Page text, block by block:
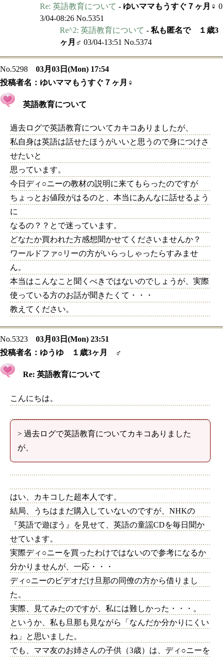
Re: 英語教育について - ゆいママもうすぐ７ヶ月♀ 0
3/04-08:26 No.5351
Re^2: 英語教育について - 私も匿名で １歳3
ヶ月♂ 03/04-13:51 No.5374
No.5298
03月03日(Mon) 17:54
投稿者名： ゆいママもうすぐ７ヶ月♀
英語教育について
過去ログで英語教育についてカキコありましたが、
私自身は英語は話せたほうがいいと思うので身につけさ
せたいと
思っています。
今日ディ○ニーの教材の説明に来てもらったのですが
ちょっとお値段がはるのと、本当にあんなに話せるよう
に
なるの？？とで迷っています。
どなたか買われた方感想聞かせてくださいませんか？
ワールドファ○リーの方がいらっしゃったらすみませ
ん。
本当はこんなこと聞くべきではないのでしょうが、実際
使っている方のお話が聞きたくて・・・
教えてください。
No.5323
03月03日(Mon) 23:51
投稿者名： ゆうゆ １歳3ヶ月 ♂
Re: 英語教育について
こんにちは。
> 過去ログで英語教育についてカキコありました
が、
はい、カキコした超本人です。
結局、うちはまだ購入していないのですが、NHKの
『英語で遊ぼう』を見せて、英語の童謡CDを毎日聞か
せています。
実際ディ○ニーを買ったわけではないので参考になるか
分かりませんが、一応・・・
ディ○ニーのビデオだけ旦那の同僚の方から借りまし
た。
実際、見てみたのですが、私には難しかった・・・。
というか、私も旦那も見ながら「なんだか分かりにくい
ね」と思いました。
でも、ママ友のお姉さんの子供（3歳）は、ディ○ニーを